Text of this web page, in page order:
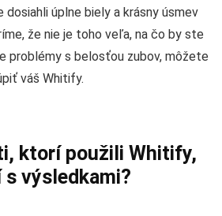
dosiahli úplne biely a krásny úsmev
že nie je toho veľa, na čo by ste
problémy s belosťou zubov, môžete
váš Whitify.
ktorí použili Whitify,
výsledkami?